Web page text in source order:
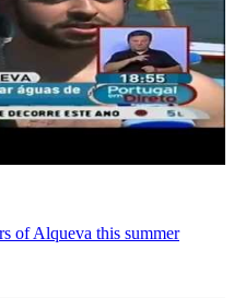
of Alqueva this summer